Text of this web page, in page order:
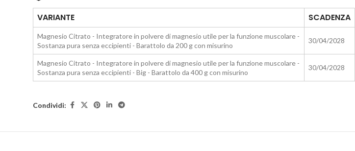
VARIANTE SCADENZA
Magnesio Citrato - Integratore in polvere di magnesio utile per la funzione muscolare -
Sostanza pura senza eccipienti - Barattolo da 200 g con misurino
30/04/2028
Magnesio Citrato - Integratore in polvere di magnesio utile per la funzione muscolare -
Sostanza pura senza eccipienti - Big - Barattolo da 400 g con misurino
30/04/2028
Condividi: